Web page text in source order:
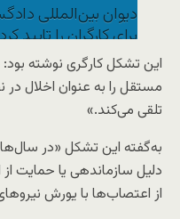
دیوان بین‌المللی
برای کارگران را تایید
این تشکل کارگری نوشته
مستقل را به عنوان اخلال
تلقی می‌کند.»
به‌گفته این تشکل «در
دلیل سازماندهی یا حمایت
از اعتصاب‌ها با یورش نیروهای